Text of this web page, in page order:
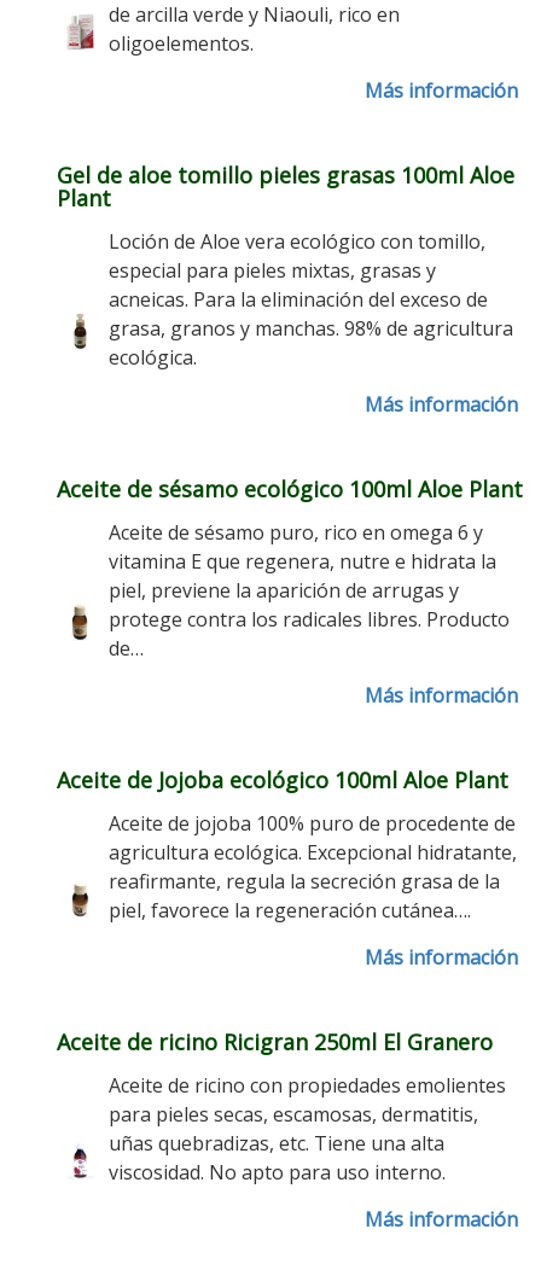
de arcilla verde y Niaouli, rico en
oligoelementos.
Más información
Gel de aloe tomillo pieles grasas 100ml Aloe
Plant
Loción de Aloe vera ecológico con tomillo,
especial para pieles mixtas, grasas y
acneicas. Para la eliminación del exceso de
grasa, granos y manchas. 98% de agricultura
ecológica.
Más información
Aceite de sésamo ecológico 100ml Aloe Plant
Aceite de sésamo puro, rico en omega 6 y
vitamina E que regenera, nutre e hidrata la
piel, previene la aparición de arrugas y
protege contra los radicales libres. Producto
de…
Más información
Aceite de Jojoba ecológico 100ml Aloe Plant
Aceite de jojoba 100% puro de procedente de
agricultura ecológica. Excepcional hidratante,
reafirmante, regula la secreción grasa de la
piel, favorece la regeneración cutánea….
Más información
Aceite de ricino Ricigran 250ml El Granero
Aceite de ricino con propiedades emolientes
para pieles secas, escamosas, dermatitis,
uñas quebradizas, etc. Tiene una alta
viscosidad. No apto para uso interno.
Más información